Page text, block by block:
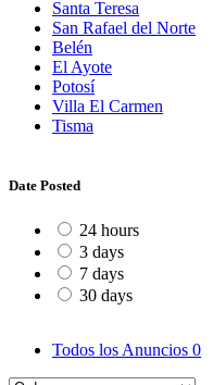
Santa Teresa
San Rafael del Norte
Belén
El Ayote
Potosí
Villa El Carmen
Tisma
Date Posted
24 hours
3 days
7 days
30 days
Todos los Anuncios 0